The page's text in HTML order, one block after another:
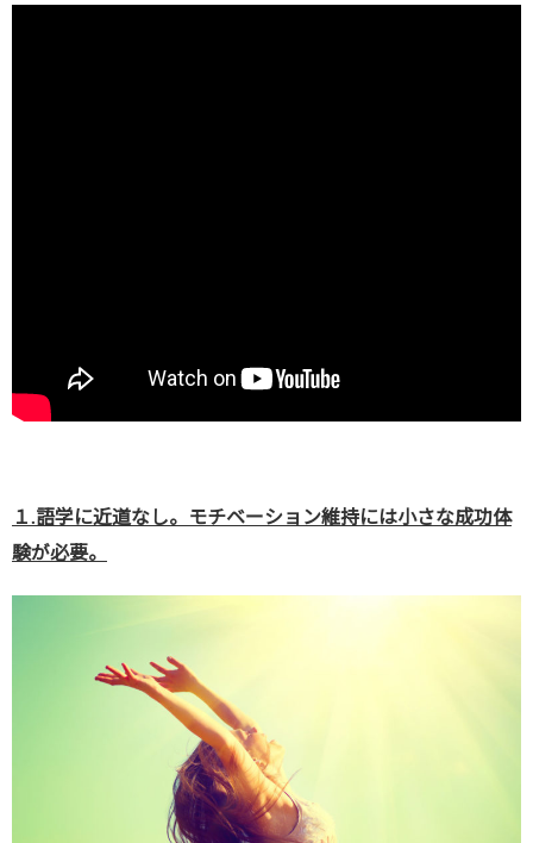
１.語学に近道なし。モチベーション維持には小さな成功体
験が必要。